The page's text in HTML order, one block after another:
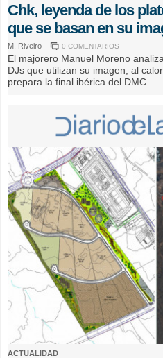
Chk, leyenda de los
que se basan en su
M. Riveiro 0 COMENTARIOS
El majorero Manuel Moreno
DJs que utilizan su imagen, al
prepara la final ibérica del DMC.
ACTUALIDAD